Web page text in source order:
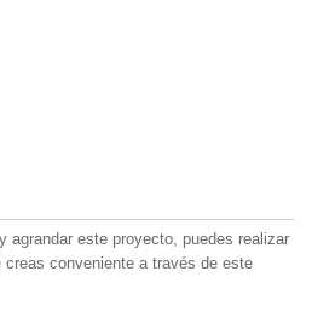
agrandar este proyecto, puedes realizar
conveniente a través de este